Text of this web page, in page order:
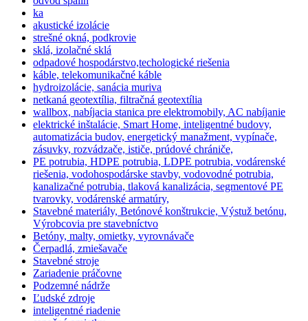
ka
akustické izolácie
strešné okná, podkrovie
sklá, izolačné sklá
odpadové hospodárstvo,techologické riešenia
káble, telekomunikačné káble
hydroizolácie, sanácia muriva
netkaná geotextília, filtračná geotextília
wallbox, nabíjacia stanica pre elektromobily, AC nabíjanie
elektrické inštalácie, Smart Home, inteligentné budovy,
automatizácia budov, energetický manažment, vypínače,
zásuvky, rozvádzače, ističe, prúdové chrániče,
PE potrubia, HDPE potrubia, LDPE potrubia, vodárenské
riešenia, vodohospodárske stavby, vodovodné potrubia,
kanalizačné potrubia, tlaková kanalizácia, segmentové PE
tvarovky, vodárenské armatúry,
Stavebné materiály, Betónové konštrukcie, Výstuž betónu,
Výrobcovia pre stavebníctvo
Betóny, malty, omietky, vyrovnávače
Čerpadlá, zmiešavače
Stavebné stroje
Zariadenie práčovne
Podzemné nádrže
Ľudské zdroje
inteligentné riadenie